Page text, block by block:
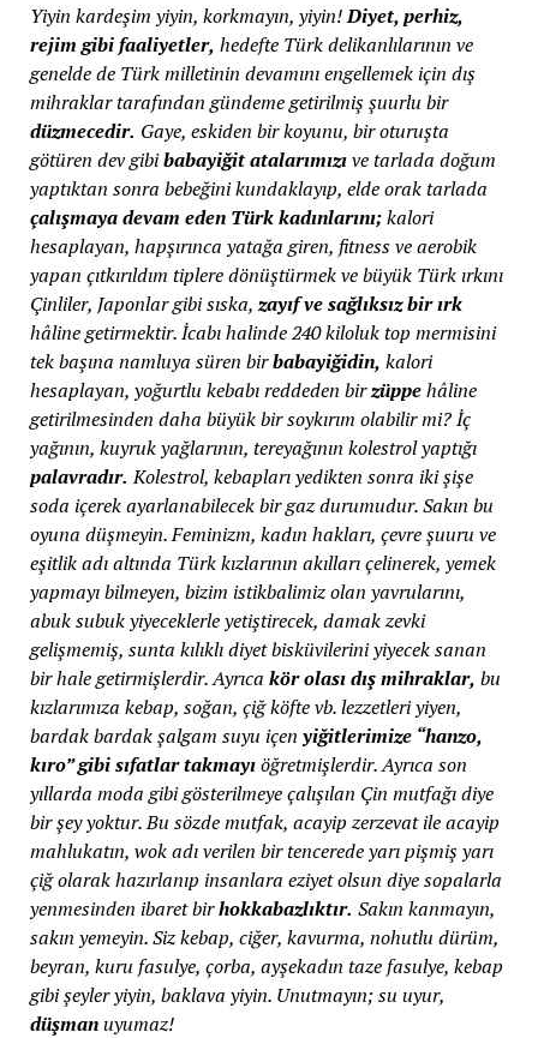
Yiyin kardeşim yiyin, korkmayın, yiyin!Diyet, perhiz,
rejim gibi faaliyetler, hedefte Türk delikanlılarının ve
genelde de Türk milletinin devamını engellemek için dış
mihraklar tarafından gündeme getirilmiş şuurlu bir
düzmecedir. Gaye, eskiden bir koyunu, bir oturuşta
götüren dev gibibabayiğit atalarımızıve tarlada doğum
yaptıktan sonra bebeğini kundaklayıp, elde orak tarlada
çalışmaya devam eden Türk kadınlarını;kalori
hesaplayan, hapşırınca yatağa giren, fitness ve aerobik
yapan çıtkırıldım tiplere dönüştürmek ve büyük Türk ırkını
Çinliler, Japonlar gibi sıska,zayıf ve sağlıksız bir ırk
hâline getirmektir. İcabı halinde 240 kiloluk top mermisini
tek başına namluya süren birbabayiğidin, kalori
hesaplayan, yoğurtlu kebabı reddeden birzüppehâline
getirilmesinden daha büyük bir soykırım olabilir mi? İç
yağının, kuyruk yağlarının, tereyağının kolestrol yaptığı
palavradır. Kolestrol, kebapları yedikten sonra iki şişe
soda içerek ayarlanabilecek bir gaz durumudur. Sakın bu
oyuna düşmeyin. Feminizm, kadın hakları, çevre şuuru ve
eşitlik adı altında Türk kızlarının akılları çelinerek, yemek
yapmayı bilmeyen, bizim istikbalimiz olan yavrularını,
abuk subuk yiyeceklerle yetiştirecek, damak zevki
gelişmemiş, sunta kılıklı diyet bisküvilerini yiyecek sanan
bir hale getirmişlerdir. Ayrıca kör olası dış mihraklar, bu
kızlarımıza kebap, soğan, çiğ köfte vb. lezzetleri yiyen,
bardak bardak şalgam suyu içen yiğitlerimize “hanzo,
kıro” gibi sıfatlar takmayıöğretmişlerdir. Ayrıca son
yıllarda moda gibi gösterilmeye çalışılan Çin mutfağı diye
bir şey yoktur. Bu sözde mutfak, acayip zerzevat ile acayip
mahlukatın, wok adı verilen bir tencerede yarı pişmiş yarı
çiğ olarak hazırlanıp insanlara eziyet olsun diye sopalarla
yenmesinden ibaret birhokkabazlıktır. Sakın kanmayın,
sakın yemeyin. Siz kebap, ciğer, kavurma, nohutlu dürüm,
beyran, kuru fasulye, çorba, ayşekadın taze fasulye, kebap
gibi şeyler yiyin, baklava yiyin. Unutmayın; su uyur,
düşmanuyumaz!